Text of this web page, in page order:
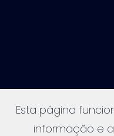
Esta página
informação e